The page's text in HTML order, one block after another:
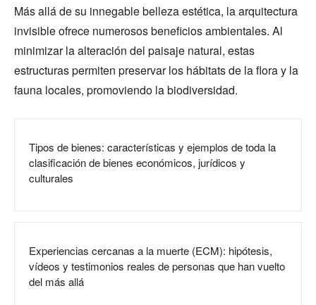
Más allá de su innegable belleza estética, la arquitectura
invisible ofrece numerosos beneficios ambientales. Al
minimizar la alteración del paisaje natural, estas
estructuras permiten preservar los hábitats de la flora y la
fauna locales, promoviendo la biodiversidad.
Tipos de bienes: características y ejemplos de toda la
clasificación de bienes económicos, jurídicos y
culturales
Experiencias cercanas a la muerte (ECM): hipótesis,
vídeos y testimonios reales de personas que han vuelto
del más allá